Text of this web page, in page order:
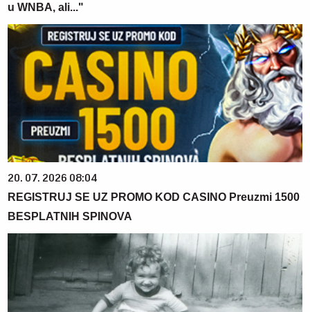
u WNBA, ali..."
20. 07. 2026 08:04
REGISTRUJ SE UZ PROMO KOD CASINO Preuzmi 1500
BESPLATNIH SPINOVA